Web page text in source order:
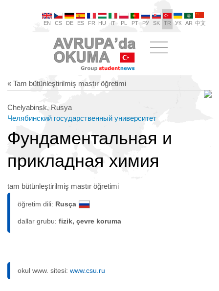
EN CS DE ES FR HU IT PL PT РУ SK TR УК AR 中文
« Tam bütünleştirilmiş mastır öğretimi
Chelyabinsk, Rusya
Челябинский государственный университет
Фундаментальная и
прикладная химия
tam bütünleştirilmiş mastır öğretimi
öğretim dili: Rusça
dallar grubu: fizik, çevre koruma
okul www. sitesi: www.csu.ru